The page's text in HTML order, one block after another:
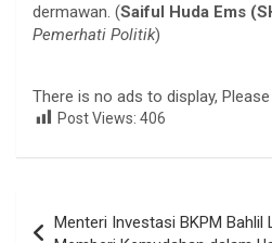
dermawan. (Saiful Huda Ems
Pemerhati Politik)
There is no ads to display,
Post Views: 406
Menteri Investasi BKPM Bahlil